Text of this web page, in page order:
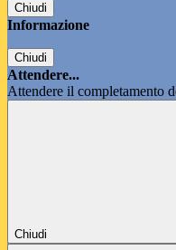
Chiudi
Informazione
Chiudi
Attendere...
Attendere il completamento
Chiudi